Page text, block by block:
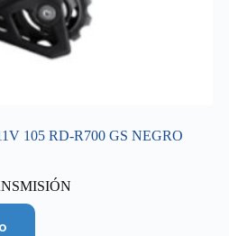
105 RD-R700 GS NEGRO